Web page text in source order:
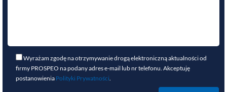
Wyrażam zgodę na otrzymywanie drogą elektroniczną aktualności od
firmy PROSPEO na podany adres e-mail lub nr telefonu. Akceptuję
postanowienia Polityki Prywatności